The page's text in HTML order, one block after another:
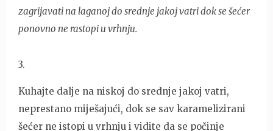
zagrijavati na laganoj do srednje jakoj vatri dok se šećer
ponovno ne rastopi u vrhnju.
3.
Kuhajte dalje na niskoj do srednje jakoj vatri,
neprestano miješajući, dok se sav karamelizirani
šećer ne istopi u vrhnju i vidite da se počinje